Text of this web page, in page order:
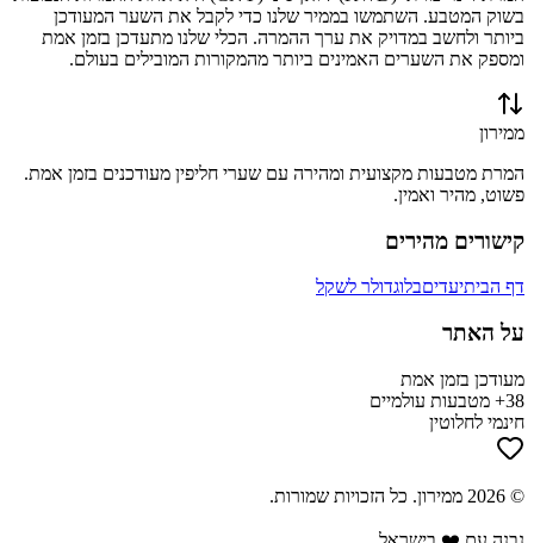
בשוק המטבע. השתמשו בממיר שלנו כדי לקבל את השער המעודכן
ביותר ולחשב במדויק את ערך ההמרה. הכלי שלנו מתעדכן בזמן אמת
ומספק את השערים האמינים ביותר מהמקורות המובילים בעולם.
ממירון
המרת מטבעות מקצועית ומהירה עם שערי חליפין מעודכנים בזמן אמת.
פשוט, מהיר ואמין.
קישורים מהירים
דף הביתיעדיםבלוגדולר לשקל
על האתר
מעודכן בזמן אמת
38+ מטבעות עולמיים
חינמי לחלוטין
©
2026 ממירון. כל הזכויות שמורות.